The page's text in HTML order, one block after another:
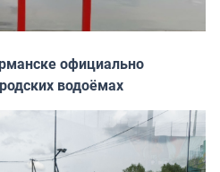
официально
водоёмах